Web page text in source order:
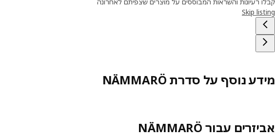
קבלו רעיונות והשראות המבוססים על מוצרים שצפיתם לאחרונה
Skip listing
מידע נוסף על סדרת NÄMMARÖ
אביזרים עבור NÄMMARÖ